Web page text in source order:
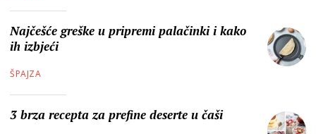
Najčešće greške u pripremi palačinki i kako
ih izbjeći
ŠPAJZA
3 brza recepta za prefine deserte u čaši